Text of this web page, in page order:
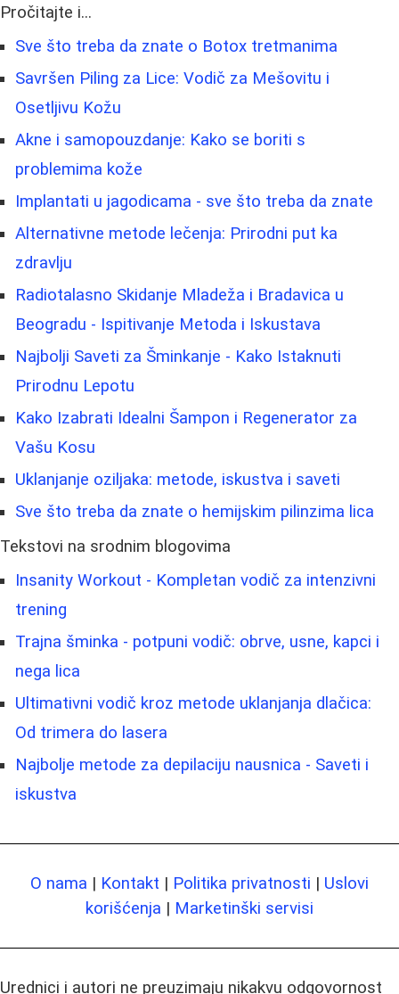
Pročitajte i...
Sve što treba da znate o Botox tretmanima
Savršen Piling za Lice: Vodič za Mešovitu i
Osetljivu Kožu
Akne i samopouzdanje: Kako se boriti s
problemima kože
Implantati u jagodicama - sve što treba da znate
Alternativne metode lečenja: Prirodni put ka
zdravlju
Radiotalasno Skidanje Mladeža i Bradavica u
Beogradu - Ispitivanje Metoda i Iskustava
Najbolji Saveti za Šminkanje - Kako Istaknuti
Prirodnu Lepotu
Kako Izabrati Idealni Šampon i Regenerator za
Vašu Kosu
Uklanjanje oziljaka: metode, iskustva i saveti
Sve što treba da znate o hemijskim pilinzima lica
Tekstovi na srodnim blogovima
Insanity Workout - Kompletan vodič za intenzivni
trening
Trajna šminka - potpuni vodič: obrve, usne, kapci i
nega lica
Ultimativni vodič kroz metode uklanjanja dlačica:
Od trimera do lasera
Najbolje metode za depilaciju nausnica - Saveti i
iskustva
O nama | Kontakt | Politika privatnosti | Uslovi
korišćenja | Marketinški servisi
Urednici i autori ne preuzimaju nikakvu odgovornost